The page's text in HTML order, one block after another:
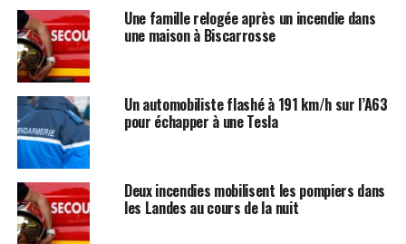
Une famille relogée après un incendie dans
une maison à Biscarrosse
Un automobiliste flashé à 191 km/h sur l’A63
pour échapper à une Tesla
Deux incendies mobilisent les pompiers dans
les Landes au cours de la nuit